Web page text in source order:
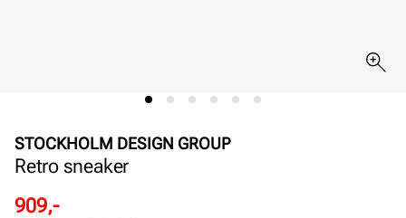
STOCKHOLM DESIGN GROUP
Retro sneaker
Rabattert
909,-
Ordinær